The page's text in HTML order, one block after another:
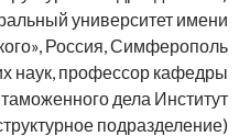
университет имени
Россия, Симферополь
наук, профессор кафедры
дела Институт
подразделение)